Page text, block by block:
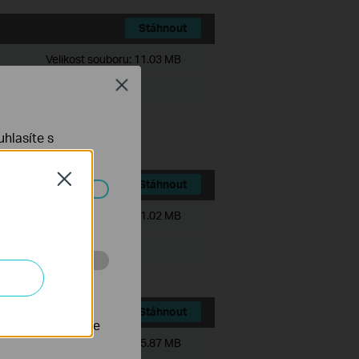
Stáhnout
Velikost souboru: 11.03 MB
Stáhnout
11.02 MB
Stáhnout
Velikost souboru: 15.87 MB
Close
s
za
nastavit, aby se
Close